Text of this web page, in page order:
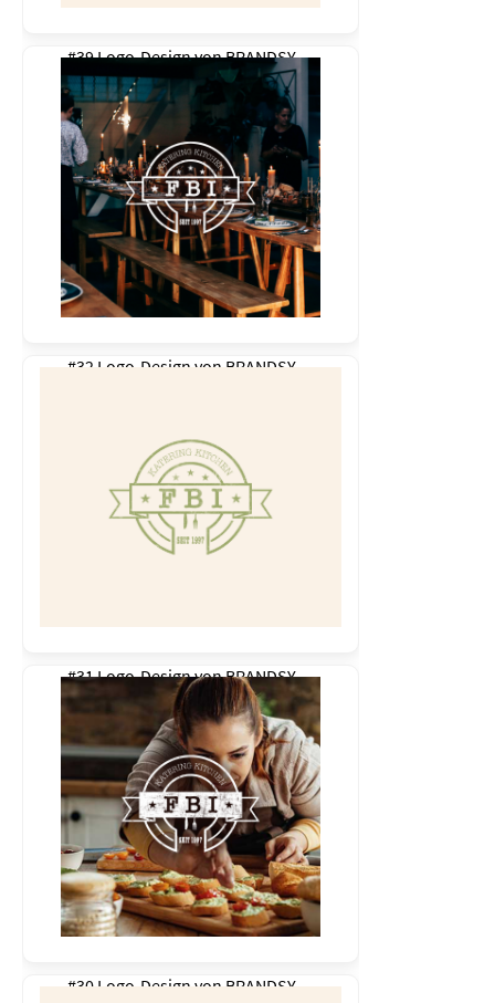
#39 Logo-Design vonBRANDSY
#32 Logo-Design vonBRANDSY
#31 Logo-Design vonBRANDSY
#30 Logo-Design vonBRANDSY